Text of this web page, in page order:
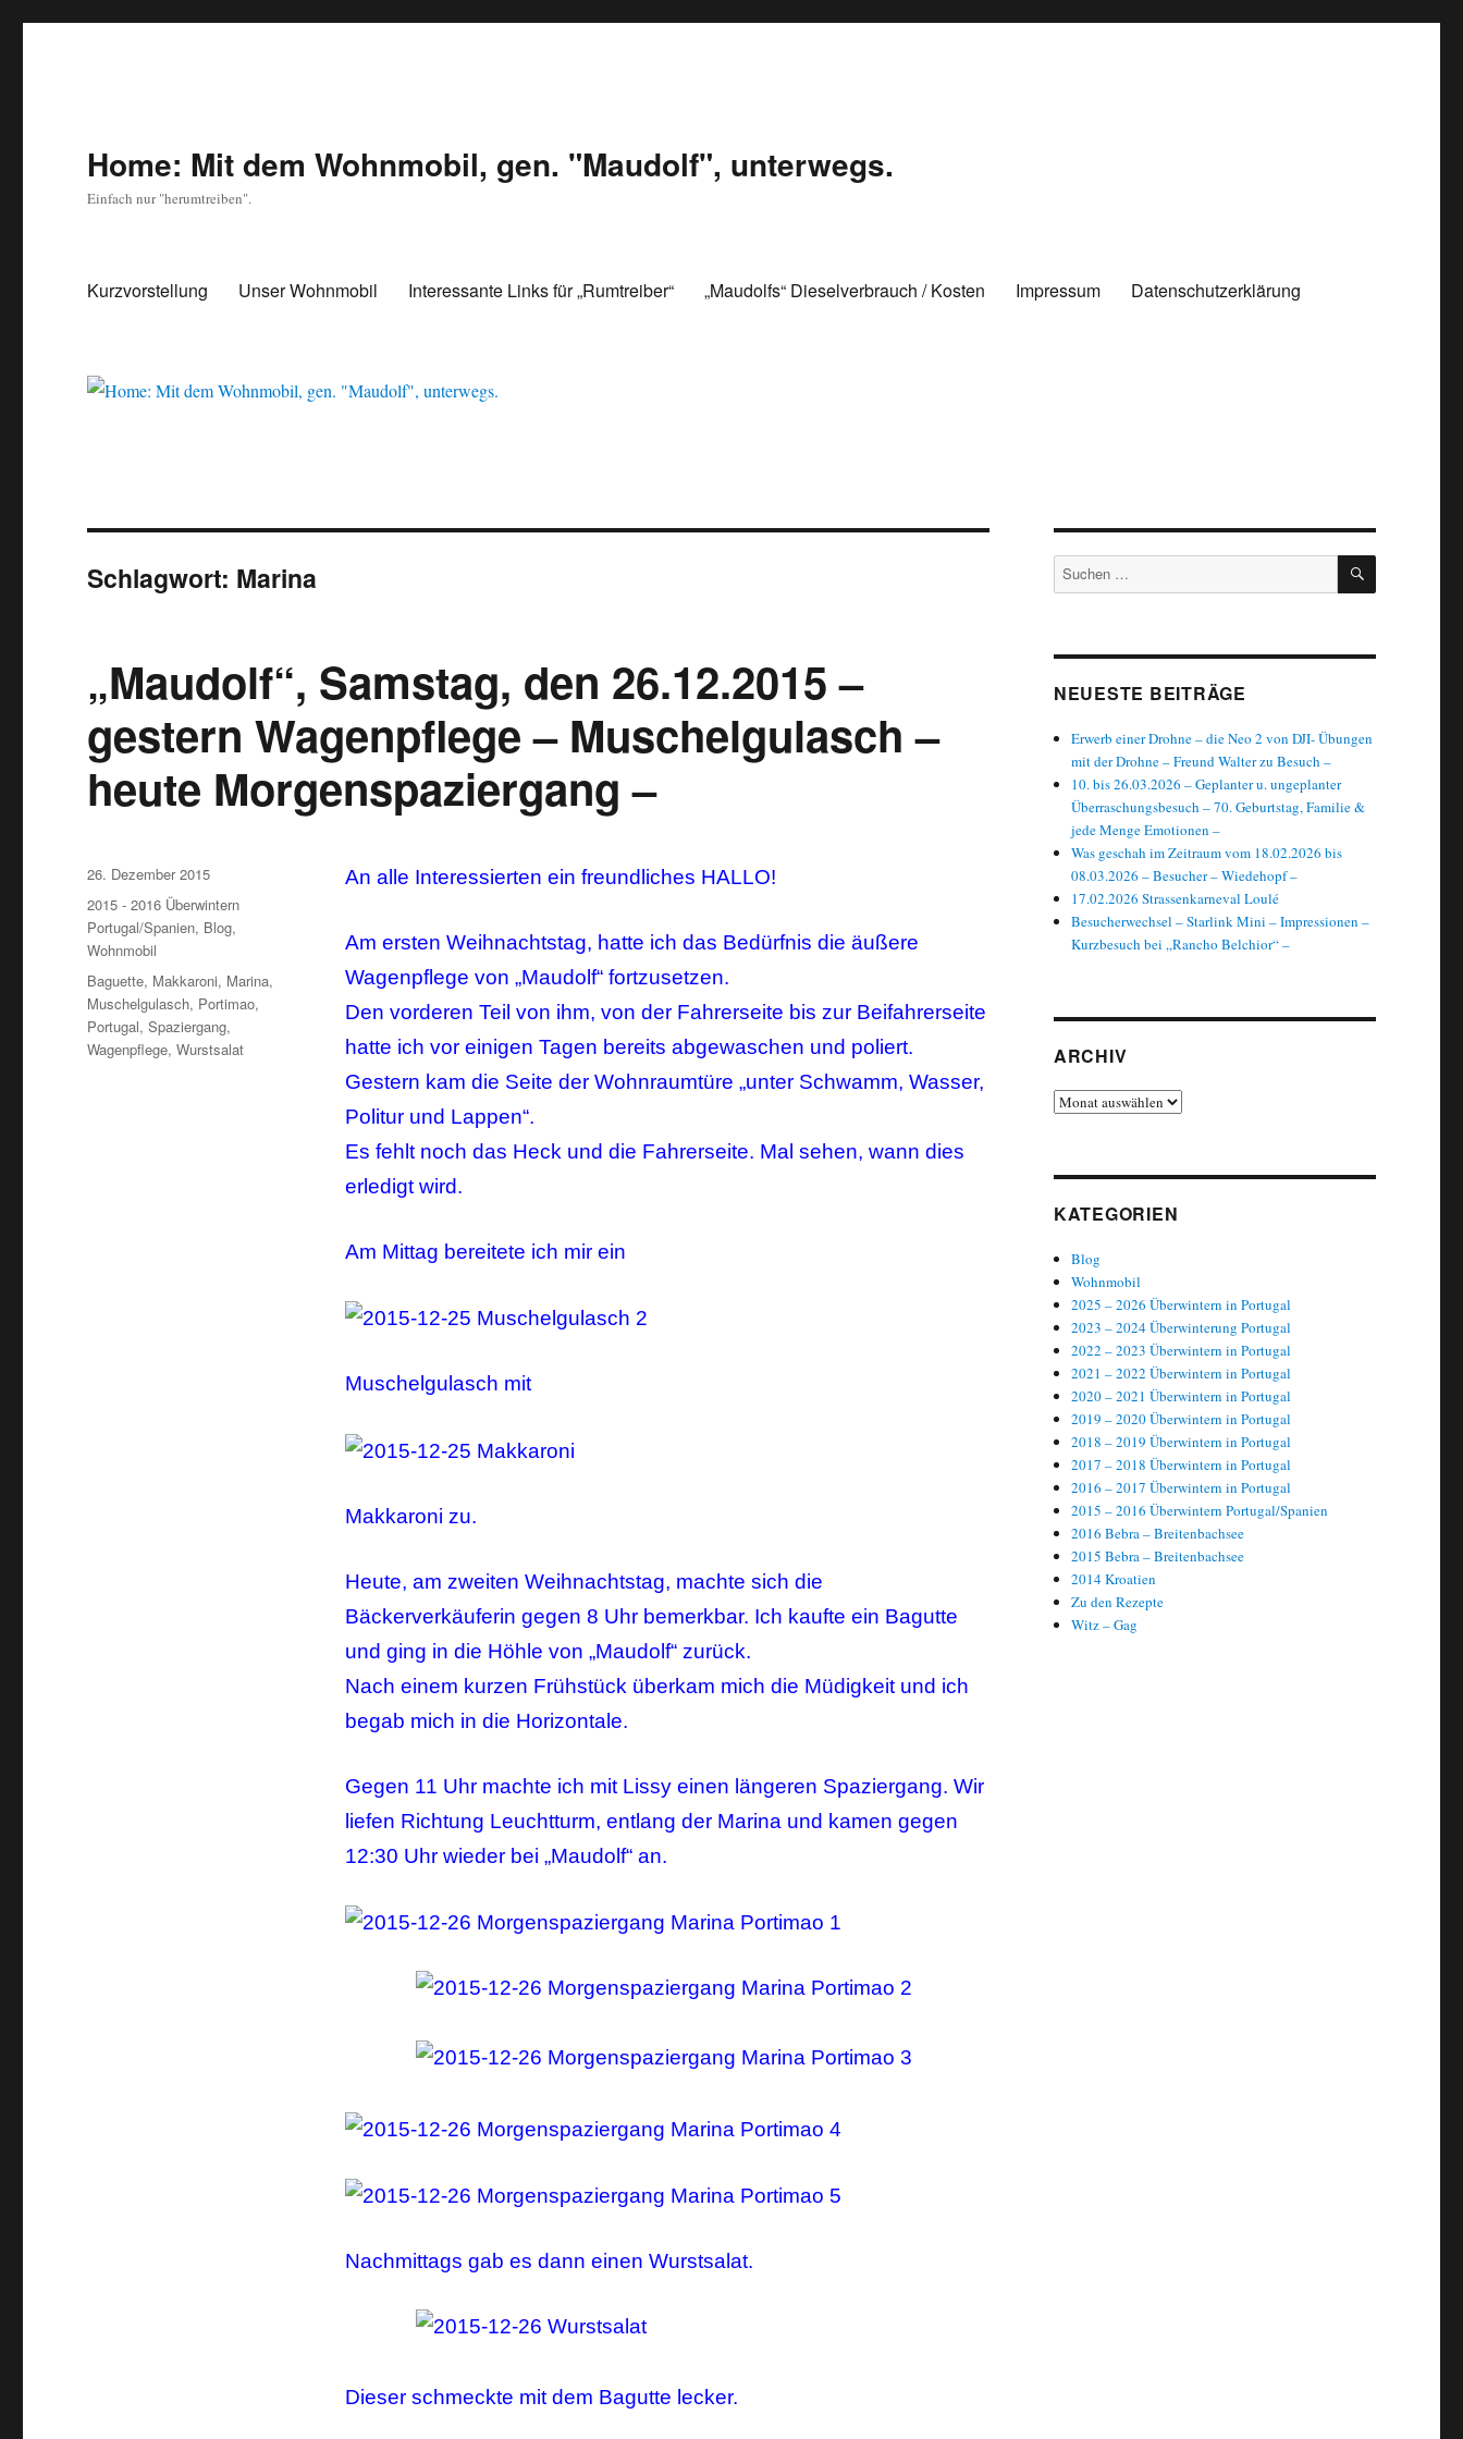
Home: Mit dem Wohnmobil, gen. "Maudolf", unterwegs.
Einfach nur "herumtreiben".
Kurzvorstellung Unser Wohnmobil Interessante Links für „Rumtreiber“ „Maudolfs“ Dieselverbrauch / Kosten Impressum Datenschutzerklärung
Schlagwort: Marina
„Maudolf“, Samstag, den 26.12.2015 –
gestern Wagenpflege – Muschelgulasch –
heute Morgenspaziergang –
An alle Interessierten ein freundliches HALLO!
Am ersten Weihnachtstag, hatte ich das Bedürfnis die äußere
Wagenpflege von „Maudolf“ fortzusetzen.
Den vorderen Teil von ihm, von der Fahrerseite bis zur Beifahrerseite
hatte ich vor einigen Tagen bereits abgewaschen und poliert.
Gestern kam die Seite der Wohnraumtüre „unter Schwamm, Wasser,
Politur und Lappen“.
Es fehlt noch das Heck und die Fahrerseite. Mal sehen, wann dies
erledigt wird.
Am Mittag bereitete ich mir ein
Muschelgulasch mit
Makkaroni zu.
Heute, am zweiten Weihnachtstag, machte sich die
Bäckerverkäuferin gegen 8 Uhr bemerkbar. Ich kaufte ein Bagutte
und ging in die Höhle von „Maudolf“ zurück.
Nach einem kurzen Frühstück überkam mich die Müdigkeit und ich
begab mich in die Horizontale.
Gegen 11 Uhr machte ich mit Lissy einen längeren Spaziergang. Wir
liefen Richtung Leuchtturm, entlang der Marina und kamen gegen
12:30 Uhr wieder bei „Maudolf“ an.
Nachmittags gab es dann einen Wurstsalat.
Dieser schmeckte mit dem Bagutte lecker.
Veröffentlicht
am
26. Dezember 2015
Kategorien
2015 - 2016 Überwintern
Portugal/Spanien, Blog,
Wohnmobil
Schlagwörter
Baguette, Makkaroni, Marina,
Muschelgulasch, Portimao,
Portugal,Spaziergang,
Wagenpflege,Wurstsalat
Suchen
nach:
SUCHEN
NEUESTE BEITRÄGE
Erwerb einer Drohne – die Neo 2 von DJI- Übungen
mit der Drohne – Freund Walter zu Besuch –
10. bis 26.03.2026 – Geplanter u. ungeplanter
Überraschungsbesuch – 70. Geburtstag, Familie &
jede Menge Emotionen –
Was geschah im Zeitraum vom 18.02.2026 bis
08.03.2026 – Besucher – Wiedehopf –
17.02.2026 Strassenkarneval Loulé
Besucherwechsel – Starlink Mini – Impressionen –
Kurzbesuch bei „Rancho Belchior“ –
ARCHIV
Archiv
KATEGORIEN
Blog
Wohnmobil
2025 – 2026 Überwintern in Portugal
2023 – 2024 Überwinterung Portugal
2022 – 2023 Überwintern in Portugal
2021 – 2022 Überwintern in Portugal
2020 – 2021 Überwintern in Portugal
2019 – 2020 Überwintern in Portugal
2018 – 2019 Überwintern in Portugal
2017 – 2018 Überwintern in Portugal
2016 – 2017 Überwintern in Portugal
2015 – 2016 Überwintern Portugal/Spanien
2016 Bebra – Breitenbachsee
2015 Bebra – Breitenbachsee
2014 Kroatien
Zu den Rezepte
Witz – Gag